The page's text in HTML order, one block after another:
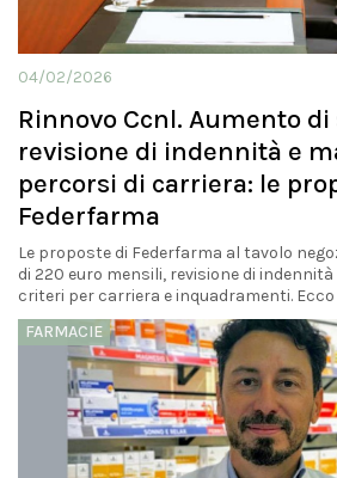
04/02/2026
Rinnovo Ccnl. Aumento
revisione di indennità e
percorsi di carriera: le
Federfarma
Le proposte di Federfarma al tavolo
di 220 euro mensili, revisione di
criteri per carriera e inquadramenti.
FARMACIE